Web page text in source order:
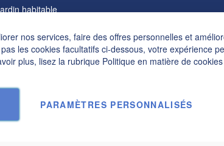
habitable
A
nos services, faire des offres personnelles et
les cookies facultatifs ci-dessous, votre expérience
plus, lisez la rubrique Politique en matière de cookies
PARAMÈTRES PERSONNALISÉS